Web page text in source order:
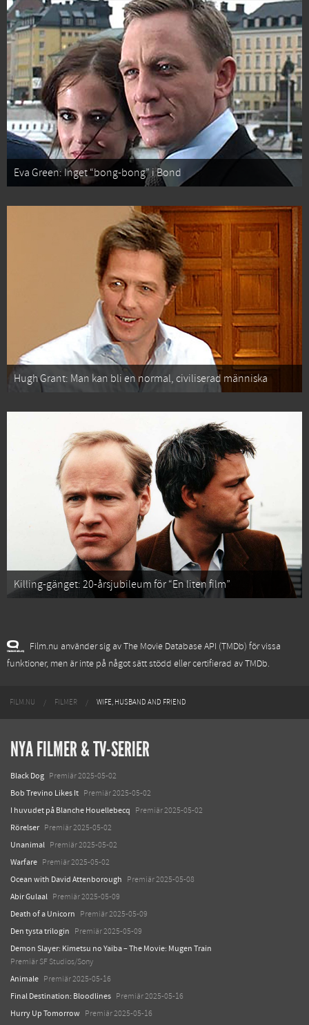
Eva Green: Inget “bong-bong” i Bond
Hugh Grant: Man kan bli en normal, civiliserad människa
Killing-gänget: 20-årsjubileum för “En liten film”
Film.nu använder sig av The Movie Database API (TMDb) för vissa
funktioner, men är inte på något sätt stödd eller certifierad av TMDb.
FILM.NU FILMER WIFE, HUSBAND AND FRIEND
NYA FILMER & TV-SERIER
Black Dog Premiär 2025-05-02
Bob Trevino Likes It Premiär 2025-05-02
I huvudet på Blanche Houellebecq Premiär 2025-05-02
Rörelser Premiär 2025-05-02
Unanimal Premiär 2025-05-02
Warfare Premiär 2025-05-02
Ocean with David Attenborough Premiär 2025-05-08
Abir Gulaal Premiär 2025-05-09
Death of a Unicorn Premiär 2025-05-09
Den tysta trilogin Premiär 2025-05-09
Demon Slayer: Kimetsu no Yaiba – The Movie: Mugen Train
Premiär SF Studios/Sony
Animale Premiär 2025-05-16
Final Destination: Bloodlines Premiär 2025-05-16
Hurry Up Tomorrow Premiär 2025-05-16